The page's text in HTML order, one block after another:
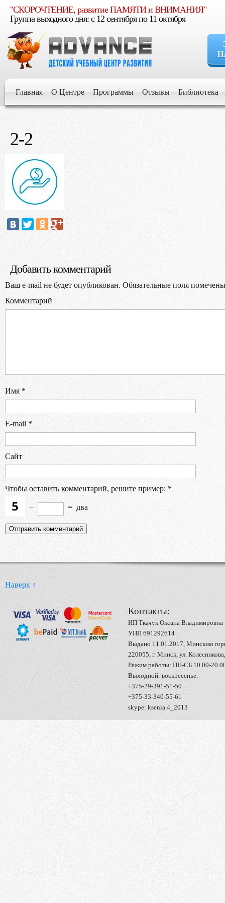
"СКОРОЧТЕНИЕ, развитие ПАМЯТИ и ВНИМАНИЯ"
Группа выходного дня: c 12 сентября по 11 октября
Главная О Центре Программы Отзывы Библиотека
Если Вы
расти умным,
Если Вы
2-2
Добавить комментарий
Ваш e-mail не будет опубликован. Обязательные поля
Комментарий
Имя *
E-mail *
Сайт
Чтобы оставить комментарий, решите пример: *
− = два
Наверх ↑
Контакты:
ИП Ткачук Оксана Владимировна
УНП 691292614
Выдано 11.01.2017, Минским
220055, г. Минск, ул.
Режим работы: ПН-СБ 10.00-
Выходной: воскресенье.
+375-29-391-51-50
+375-33-340-55-61
skype: ksenia.4_2013